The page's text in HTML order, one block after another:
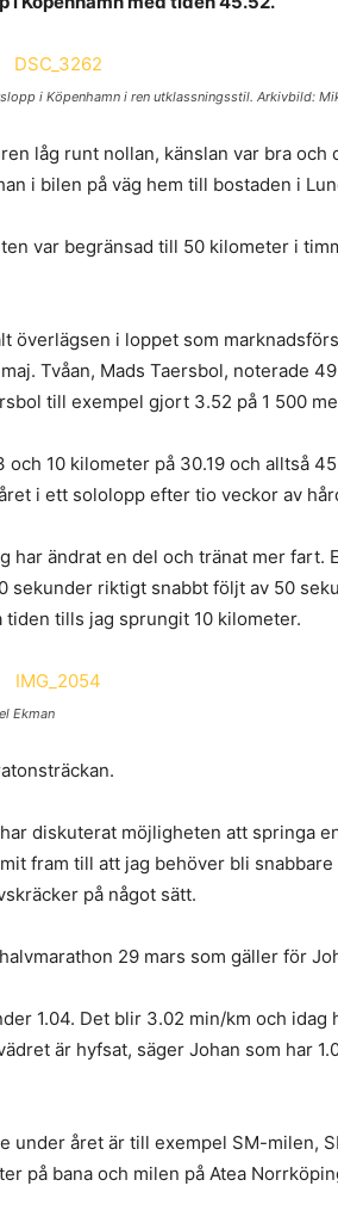
i Köpenhamn i ren utklassningsstil. Arkivbild:
låg runt nollan, känslan var bra och
i bilen på väg hem till bostaden i
var begränsad till 50 kilometer i
överlägsen i loppet som
Tvåan, Mads Taersbol, noterade
till exempel gjort 3.52 på 1 500
10 kilometer på 30.19 och alltså
i ett sololopp efter tio veckor av
har ändrat en del och tränat mer fart.
sekunder riktigt snabbt följt av 50
tiden tills jag sprungit 10 kilometer.
Ekman
diskuterat möjligheten att springa
fram till att jag behöver bli
på något sätt.
29 mars som gäller för
1.04. Det blir 3.02 min/km och idag
är hyfsat, säger Johan som har
under året är till exempel SM-milen,
på bana och milen på Atea